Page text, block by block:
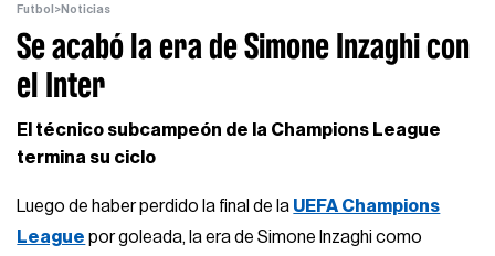
Futbol >Noticias
Se acabó la era de Simone Inzaghi con
el Inter
El técnico subcampeón de la Champions League
termina su ciclo
Luego de haber perdido la final de la UEFA Champions
League por goleada, la era de Simone Inzaghi como